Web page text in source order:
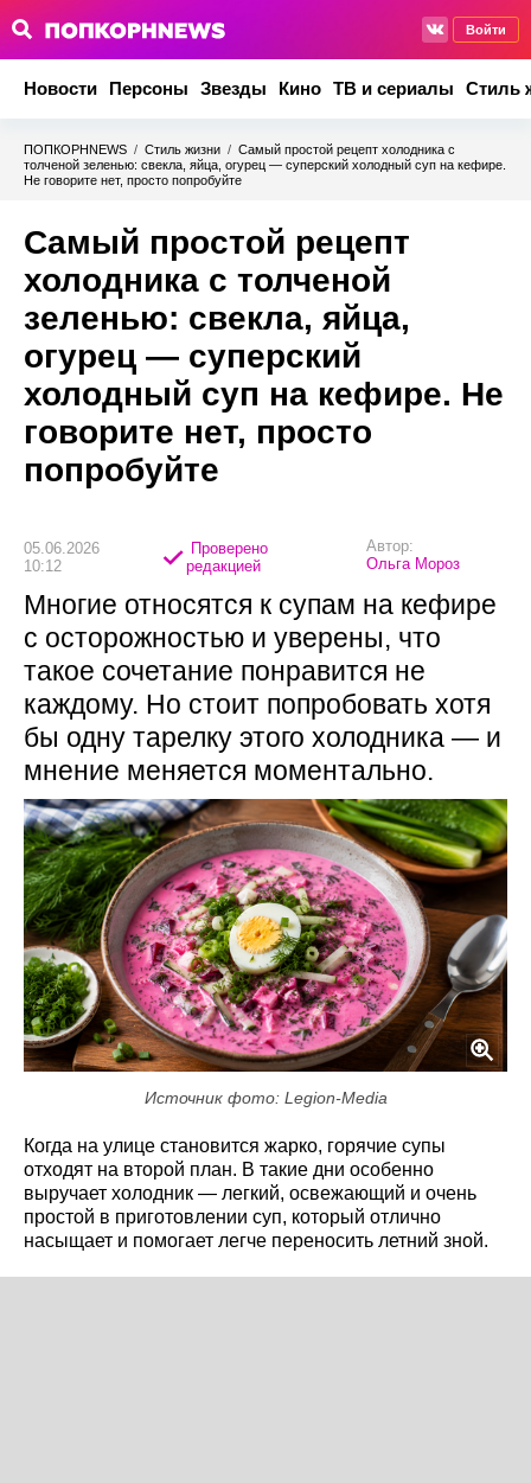
Войти
Новости Персоны Звезды Кино ТВ и сериалы Стиль
ПОПКОРНNEWS / Стиль жизни / Самый простой рецепт холодника с
толченой зеленью: свекла, яйца, огурец — суперский холодный суп на кефире.
Не говорите нет, просто попробуйте
Самый простой рецепт
холодника с толченой
зеленью: свекла, яйца,
огурец — суперский
холодный суп на кефире. Не
говорите нет, просто
попробуйте
05.06.2026
10:12
Проверено
редакцией
Автор:
Ольга Мороз
Многие относятся к супам на кефире
с осторожностью и уверены, что
такое сочетание понравится не
каждому. Но стоит попробовать хотя
бы одну тарелку этого холодника — и
мнение меняется моментально.
Источник фото: Legion-Media
Когда на улице становится жарко, горячие супы
отходят на второй план. В такие дни особенно
выручает холодник — легкий, освежающий и очень
простой в приготовлении суп, который отлично
насыщает и помогает легче переносить летний зной.